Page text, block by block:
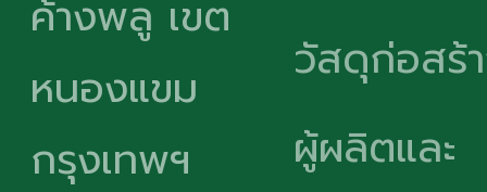
ค้างพลู เขต
หนองแขม
กรุงเทพฯ
วัสดุก่อสร้
ผู้ผลิตและ